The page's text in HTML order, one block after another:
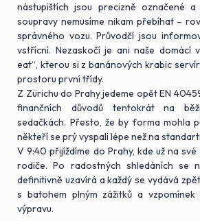
nástupištích jsou precizně označené
soupravy nemusíme nikam přebíhat –
správného vozu. Průvodčí jsou
vstřícní. Nezaskočí je ani naše domácí
eat“, kterou si z banánových krabic
prostoru první třídy.
Z Zürichu do Prahy jedeme opět EN
finančních důvodů tentokrát na
sedačkách. Přesto, že by forma mohla
někteří se prý vyspali lépe než na
V 9:40 přijíždíme do Prahy, kde už na
rodiče. Po radostných shledáních se
definitivně uzavírá a každý se vydává
s batohem plným zážitků a vzpomínek
výpravu.